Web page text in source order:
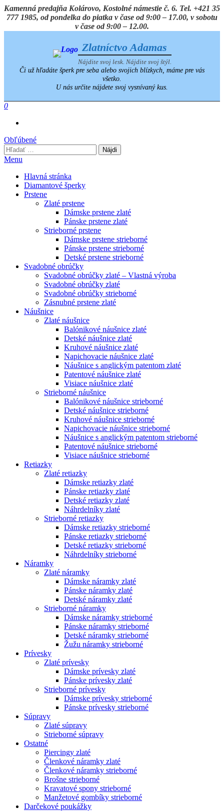
Preskočiť
na
Kamenná predajňa Kolárovo, Kostolné námestie č. 6. Tel. +421 35
777 1985, od pondelka do piatka v čase od 9:00 – 17.00, v sobotu
v čase od 9:00 – 12.00.
Zlatníctvo Adamas
Nájdite svoj lesk. Nájdite svoj štýl.
Či už hľadáte šperk pre seba alebo svojich blízkych, máme pre vás
všetko.
U nás určite nájdete svoj vysnívaný kus.
0
Obľúbené
Hľadať:
Menu
Hlavná stránka
Diamantové šperky
Prstene
Zlaté prstene
Dámske prstene zlaté
Pánske prstene zlaté
Strieborné prstene
Dámske prstene strieborné
Pánske prstene strieborné
Detské prstene strieborné
Svadobné obrúčky
Svadobné obrúčky zlaté – Vlastná výroba
Svadobné obrúčky zlaté
Svadobné obrúčky strieborné
Zásnubné prstene zlaté
Náušnice
Zlaté náušnice
Balónikové náušnice zlaté
Detské náušnice zlaté
Kruhové náušnice zlaté
Napichovacie náušnice zlaté
Náušnice s anglickým patentom zlaté
Patentové náušnice zlaté
Visiace náušnice zlaté
Strieborné náušnice
Balónikové náušnice strieborné
Detské náušnice strieborné
Kruhové náušnice strieborné
Napichovacie náušnice strieborné
Náušnice s anglickým patentom strieborné
Patentové náušnice strieborné
Visiace náušnice strieborné
Retiazky
Zlaté retiazky
Dámske retiazky zlaté
Pánske retiazky zlaté
Detské retiazky zlaté
Náhrdelníky zlaté
Strieborné retiazky
Dámske retiazky strieborné
Pánske retiazky strieborné
Detské retiazky strieborné
Náhrdelníky strieborné
Náramky
Zlaté náramky
Dámske náramky zlaté
Pánske náramky zlaté
Detské náramky zlaté
Strieborné náramky
Dámske náramky strieborné
Pánske náramky strieborné
Detské náramky strieborné
Žužu náramky strieborné
Prívesky
Zlaté prívesky
Dámske prívesky zlaté
Pánske prívesky zlaté
Strieborné prívesky
Dámske prívesky strieborné
Pánske prívesky strieborné
Súpravy
Zlaté súpravy
Strieborné súpravy
Ostatné
Piercingy zlaté
Členkové náramky zlaté
Členkové náramky strieborné
Brošne strieborné
Kravatové spony strieborné
Manžetové gombíky strieborné
Darčekové poukážky